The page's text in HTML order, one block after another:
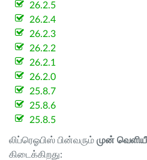
26.2.5
26.2.4
26.2.3
26.2.2
26.2.1
26.2.0
25.8.7
25.8.6
25.8.5
லிப்ரெஓபிஸ் பின்வரும் முன்
கிடைக்கிறது: